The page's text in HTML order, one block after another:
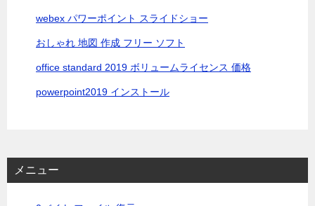
webex パワーポイント スライドショー
おしゃれ 地図 作成 フリー ソフト
office standard 2019 ボリュームライセンス 価格
powerpoint2019 インストール
メニュー